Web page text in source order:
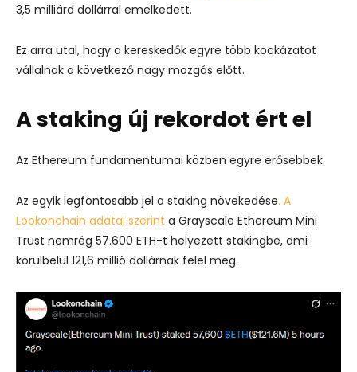
3,5 milliárd dollárral emelkedett.
Ez arra utal, hogy a kereskedők egyre több kockázatot
vállalnak a következő nagy mozgás előtt.
A staking új rekordot ért el
Az Ethereum fundamentumai közben egyre erősebbek.
Az egyik legfontosabb jel a staking növekedése. A
Lookonchain adatai szerint a Grayscale Ethereum Mini
Trust nemrég 57.600 ETH-t helyezett stakingbe, ami
körülbelül 121,6 millió dollárnak felel meg.